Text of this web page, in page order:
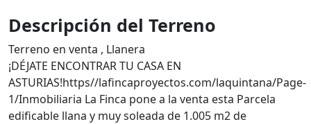
Descripción del Terreno
Terreno en venta , Llanera
¡DÉJATE ENCONTRAR TU CASA EN
ASTURIAS!https//lafincaproyectos.com/laquintana/Page-
1/Inmobiliaria La Finca pone a la venta esta Parcela
edificable llana y muy soleada de 1.005 m2 de